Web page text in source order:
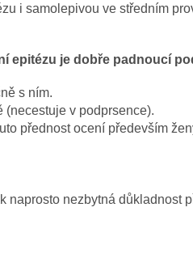
i samolepivou ve středním
epitézu je dobře padnoucí
s ním.
(necestuje v podprsence).
přednost ocení především
naprosto nezbytná důkladnost